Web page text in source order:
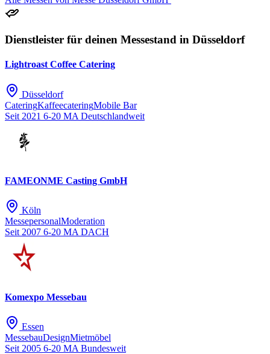
Dienstleister für deinen Messestand in Düsseldorf
Lightroast Coffee Catering
Düsseldorf
CateringKaffeecateringMobile Bar
Seit 2021 6-20 MA Deutschlandweit
FAMEONME Casting GmbH
Köln
MessepersonalModeration
Seit 2007 6-20 MA DACH
Komexpo Messebau
Essen
MessebauDesignMietmöbel
Seit 2005 6-20 MA Bundesweit